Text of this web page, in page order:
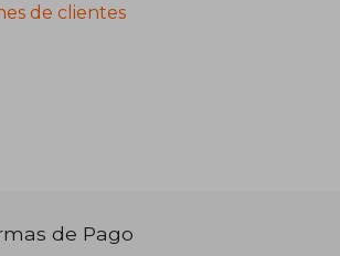
de clientes
de Pago